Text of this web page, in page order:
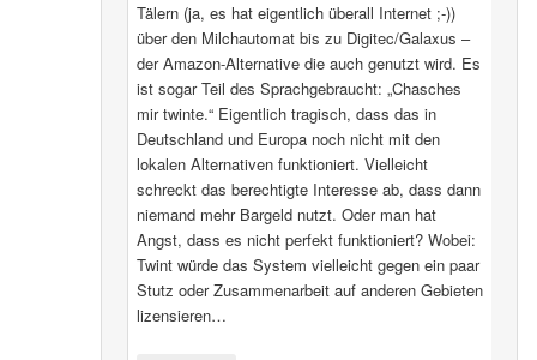
Tälern (ja, es hat eigentlich überall Internet ;-))
über den Milchautomat bis zu Digitec/Galaxus –
der Amazon-Alternative die auch genutzt wird. Es
ist sogar Teil des Sprachgebraucht: „Chasches
mir twinte.“ Eigentlich tragisch, dass das in
Deutschland und Europa noch nicht mit den
lokalen Alternativen funktioniert. Vielleicht
schreckt das berechtigte Interesse ab, dass dann
niemand mehr Bargeld nutzt. Oder man hat
Angst, dass es nicht perfekt funktioniert? Wobei:
Twint würde das System vielleicht gegen ein paar
Stutz oder Zusammenarbeit auf anderen Gebieten
lizensieren…